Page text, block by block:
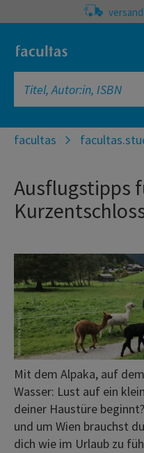
facultas
Ausflugstipps
Mit dem Alpaka, auf
Wasser: Lust auf ein
deiner Haustüre
und um Wien brauchst
dich wie im Urlaub zu